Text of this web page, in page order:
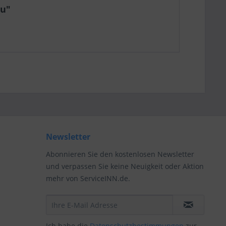
Newsletter
Abonnieren Sie den kostenlosen Newsletter
und verpassen Sie keine Neuigkeit oder Aktion
mehr von ServiceINN.de.